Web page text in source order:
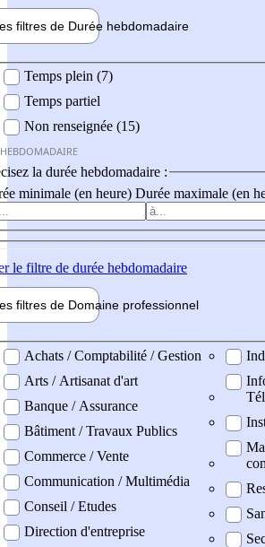
filtres de Durée hebdomadaire
Temps plein (7)
Temps partiel
Non renseignée (15)
la durée hebdomadaire :
minimale (en heure) Durée maximale (en
le filtre de durée hebdomadaire
filtres de Domaine professionnel
professionel
Achats / Comptabilité / Gestion
Arts / Artisanat d'art
Banque / Assurance
Bâtiment / Travaux Publics
Commerce / Vente
Communication / Multimédia
Conseil / Etudes
Direction d'entreprise